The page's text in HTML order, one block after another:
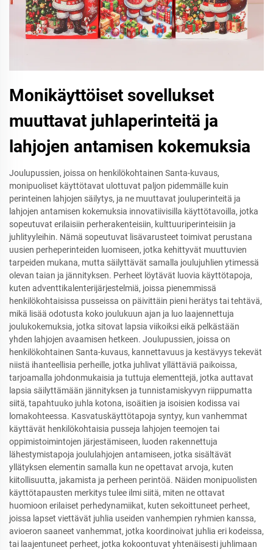
Monikäyttöiset sovellukset
muuttavat juhlaperinteitä ja
lahjojen antamisen kokemuksia
Joulupussien, joissa on henkilökohtainen Santa-kuvaus,
monipuoliset käyttötavat ulottuvat paljon pidemmälle kuin
perinteinen lahjojen säilytys, ja ne muuttavat jouluperinteitä ja
lahjojen antamisen kokemuksia innovatiivisilla käyttötavoilla, jotka
sopeutuvat erilaisiin perherakenteisiin, kulttuuriperinteisiin ja
juhlityyleihin. Nämä sopeutuvat lisävarusteet toimivat perustana
uusien perheperinteiden luomiseen, jotka kehittyvät muuttuvien
tarpeiden mukana, mutta säilyttävät samalla joulujuhlien ytimessä
olevan taian ja jännityksen. Perheet löytävät luovia käyttötapoja,
kuten adventtikalenterijärjestelmiä, joissa pienemmissä
henkilökohtaisissa pusseissa on päivittäin pieni herätys tai tehtävä,
mikä lisää odotusta koko joulukuun ajan ja luo laajennettuja
joulukokemuksia, jotka sitovat lapsia viikoiksi eikä pelkästään
yhden lahjojen avaamisen hetkeen. Joulupussien, joissa on
henkilökohtainen Santa-kuvaus, kannettavuus ja kestävyys tekevät
niistä ihanteellisia perheille, jotka juhlivat yllättäviä paikoissa,
tarjoamalla johdonmukaisia ja tuttuja elementtejä, jotka auttavat
lapsia säilyttämään jännityksen ja tunnistamiskyvyn riippumatta
siitä, tapahtuuko juhla kotona, isoäitien ja isoisien kodissa vai
lomakohteessa. Kasvatuskäyttötapoja syntyy, kun vanhemmat
käyttävät henkilökohtaisia pusseja lahjojen teemojen tai
oppimistoimintojen järjestämiseen, luoden rakennettuja
lähestymistapoja joululahjojen antamiseen, jotka sisältävät
yllätyksen elementin samalla kun ne opettavat arvoja, kuten
kiitollisuutta, jakamista ja perheen perintöä. Näiden monipuolisten
käyttötapausten merkitys tulee ilmi siitä, miten ne ottavat
huomioon erilaiset perhedynamiikat, kuten sekoittuneet perheet,
joissa lapset viettävät juhlia useiden vanhempien ryhmien kanssa,
avioeron saaneet vanhemmat, jotka koordinoivat juhlia eri kodeissa,
tai laajentuneet perheet, jotka kokoontuvat yhtenäisesti juhlimaan